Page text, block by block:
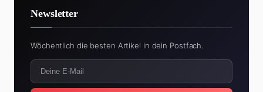
Newsletter
Wöchentlich die besten Artikel in dein Postfach.